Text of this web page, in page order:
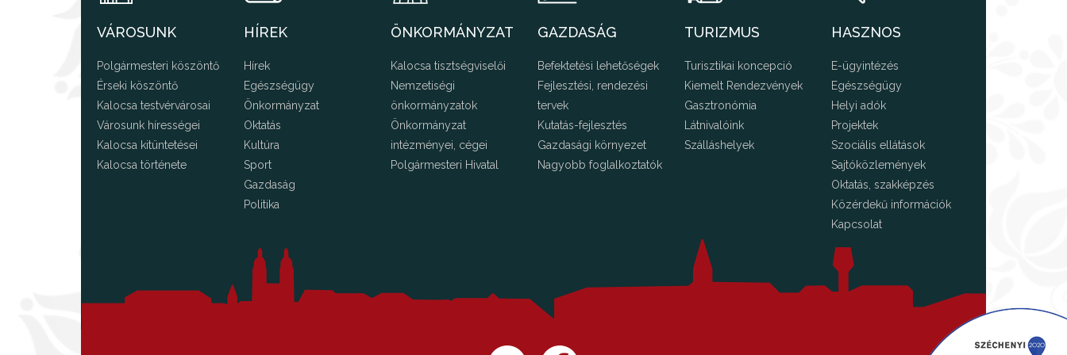
VÁROSUNK
Polgármesteri köszöntő
Érseki köszöntő
Kalocsa testvérvárosai
Városunk hírességei
Kalocsa kitüntetései
Kalocsa története
HÍREK
Hírek
Egészségügy
Önkormányzat
Oktatás
Kultúra
Sport
Gazdaság
Politika
ÖNKORMÁNYZAT
Kalocsa tisztségviselői
Nemzetiségi
önkormányzatok
Önkormányzat
intézményei, cégei
Polgármesteri Hivatal
GAZDASÁG
Befektetési lehetőségek
Fejlesztési, rendezési
tervek
Kutatás-fejlesztés
Gazdasági környezet
Nagyobb foglalkoztatók
TURIZMUS
Turisztikai koncepció
Kiemelt Rendezvények
Gasztronómia
Látnivalóink
Szálláshelyek
HASZNOS
E-ügyintézés
Egészségügy
Helyi adók
Projektek
Szociális ellátások
Sajtóközlemények
Oktatás, szakképzés
Közérdekű információk
Kapcsolat